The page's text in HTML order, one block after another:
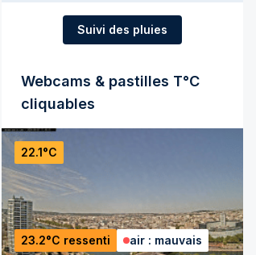
Suivi des pluies
Webcams & pastilles T°C
cliquables
22.1°C
23.2°C ressenti air : mauvais